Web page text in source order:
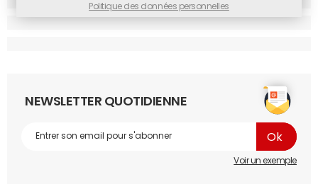
suite par Google avec Adwords ?
plombiers. Etre présent dans une autre section pour un
plombier serait simplement un gaspillage d'argent. En
1998, je conseillais déjà à la vingtaine de start-up issues de
notre incubateurIdealab, qui achetaient des bannières au
CPM, de réaliser plusieurs versions d'annonces afin de
Politique des données personnelles
NEWSLETTER QUOTIDIENNE
Voir un exemple